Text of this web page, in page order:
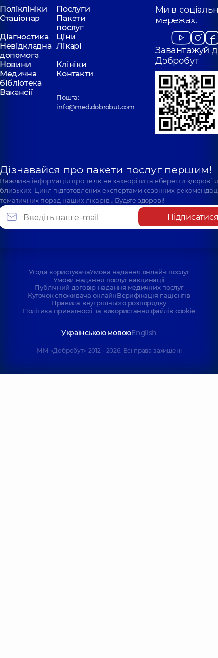
Поліклініки
Послуги
Стаціонар
Пакети
послуг
Діагностика
Ціни
Невідкладна
допомога
Лікарі
Новини
Клініки
Медична
бібліотека
Контакти
Вакансії
Пошта:
info@med.dobrobut.com
Ми в
мережах:
Завантажуй
Добробут:
Дізнавайся про пакети послуг першим!
Важлива інформація про те як не захворіти та вберегти
близьких. Цикл підготовлених експертами сезонних
тематичних порад наших лікарів… Будьте здорові!
Підписатися
Угода користувачаУмови надання онлайн послуг
Умови надання послуг вакцинації
Публічний договір надання медичних послуг
Куточок споживача онлайнВерифікація пацієнтів
Правила внутрішнього розпорядку
Політика приватності та використання файлів cookie
Українською мовоюEnglish
ММ «Добробут» 2012 - 2026. Всі права захищені